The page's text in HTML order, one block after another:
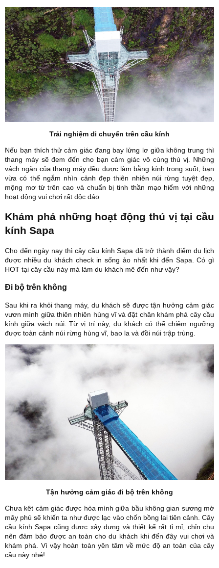
Trải nghiệm di chuyển trên cầu kính
Nếu bạn thích thử cảm giác đang bay lửng lơ giữa không trung thì
thang máy sẽ đem đến cho bạn cảm giác vô cùng thú vị. Những
vách ngăn của thang máy đều được làm bằng kính trong suốt, bạn
vừa có thể ngắm nhìn cảnh đẹp thiên nhiên núi rừng tuyệt đẹp,
mộng mơ từ trên cao và chuẩn bị tinh thần mạo hiểm với những
hoạt động vui chơi rất độc đáo
Khám phá những hoạt động thú vị tại cầu
kính Sapa
Cho đến ngày nay thì cây cầu kính Sapa đã trở thành điểm du lịch
được nhiều du khách check in sống ảo nhất khi đến Sapa. Có gì
HOT tại cây cầu này mà làm du khách mê đến như vậy?
Đi bộ trên không
Sau khi ra khỏi thang máy, du khách sẽ được tận hưởng cảm giác
vươn mình giữa thiên nhiên hùng vĩ và đặt chân khám phá cây cầu
kính giữa vách núi. Từ vị trí này, du khách có thể chiêm ngưỡng
được toàn cảnh núi rừng hùng vĩ, bao la và đồi núi trập trùng.
Tận hưởng cảm giác đi bộ trên không
Chưa kêt cảm giác được hòa mình giữa bầu không gian sương mờ
mây phủ sẽ khiến ta như được lạc vào chốn bồng lai tiên cảnh. Cây
cầu kính Sapa cũng được xây dựng và thiết kế rất tỉ mỉ, chỉn chu
nên đảm bảo được an toàn cho du khách khi đến đây vui chơi và
khám phá. Vì vậy hoàn toàn yên tâm về mức độ an toàn của cây
cầu này nhé!